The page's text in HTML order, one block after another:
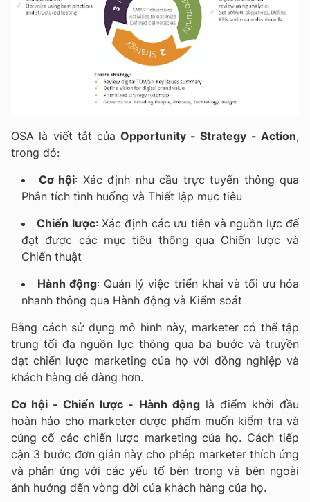
OSA là viết tắt của Opportunity - Strategy - Action,
trong đó:
Cơ hội: Xác định nhu cầu trực tuyến thông qua
Phân tích tình huống và Thiết lập mục tiêu
Chiến lược: Xác định các ưu tiên và nguồn lực để
đạt được các mục tiêu thông qua Chiến lược và
Chiến thuật
Hành động: Quản lý việc triển khai và tối ưu hóa
nhanh thông qua Hành động và Kiểm soát
Bằng cách sử dụng mô hình này, marketer có thể tập
trung tối đa nguồn lực thông qua ba bước và truyền
đạt chiến lược marketing của họ với đồng nghiệp và
khách hàng dễ dàng hơn.
Cơ hội - Chiến lược - Hành độnglà điểm khởi đầu
hoàn hảo cho marketer dược phẩm muốn kiểm tra và
củng cố các chiến lược marketing của họ. Cách tiếp
cận 3 bước đơn giản này cho phép marketer thích ứng
và phản ứng với các yếu tố bên trong và bên ngoài
ảnh hưởng đến vòng đời của khách hàng của họ.